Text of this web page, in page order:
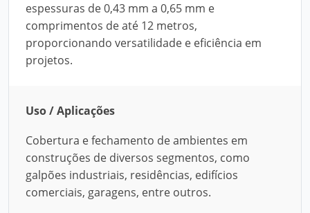
espessuras de 0,43 mm a 0,65 mm e
comprimentos de até 12 metros,
proporcionando versatilidade e eficiência em
projetos.
Uso / Aplicações
Cobertura e fechamento de ambientes em
construções de diversos segmentos, como
galpões industriais, residências, edifícios
comerciais, garagens, entre outros.